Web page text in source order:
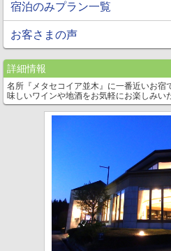
宿泊のみプラン一覧
お客さまの声
詳細情報
名所『メタセコイア並木』に一番近いお
味しいワインや地酒をお気軽にお楽しみい